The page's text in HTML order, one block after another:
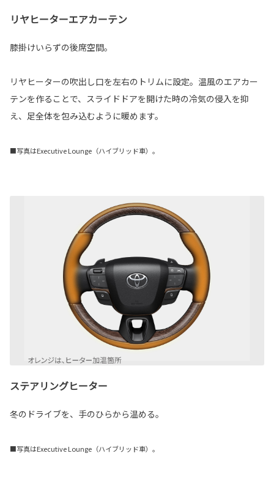
リヤヒーターエアカーテン
膝掛けいらずの後席空間。
リヤヒーターの吹出し口を左右のトリムに設定。温風のエアカー
テンを作ることで、スライドドアを開けた時の冷気の侵入を抑
え、足全体を包み込むように暖めます。
■写真はExecutive Lounge（ハイブリッド車）。
ステアリングヒーター
冬のドライブを、手のひらから温める。
■写真はExecutive Lounge（ハイブリッド車）。